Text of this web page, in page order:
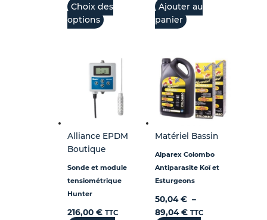
Choix des
options
Ajouter au
panier
Alliance EPDM
Boutique
Sonde et module
tensiométrique
Hunter
216,00 € TTC
Matériel Bassin
Alparex Colombo
Antiparasite Koï et
Esturgeons
50,04€ –
89,04€ TTC